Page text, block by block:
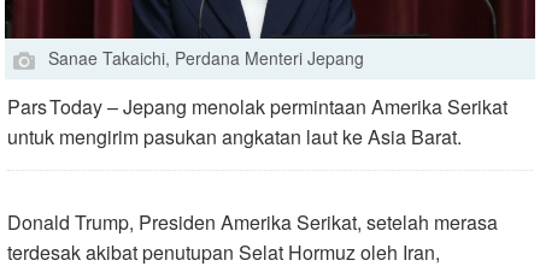
Sanae Takaichi, Perdana Menteri Jepang
Pars Today – Jepang menolak permintaan Amerika Serikat
untuk mengirim pasukan angkatan laut ke Asia Barat.
Donald Trump, Presiden Amerika Serikat, setelah merasa
terdesak akibat penutupan Selat Hormuz oleh Iran,